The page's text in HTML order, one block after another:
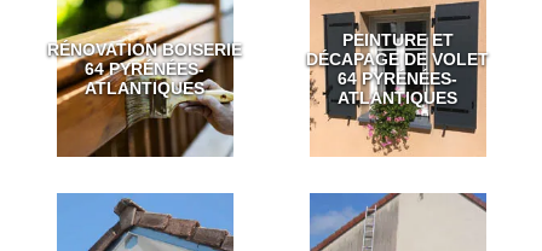
RÉNOVATION BOISERIE
64 PYRÉNÉES-
ATLANTIQUES
PEINTURE ET
DÉCAPAGE DE VOLET
64 PYRÉNÉES-
ATLANTIQUES